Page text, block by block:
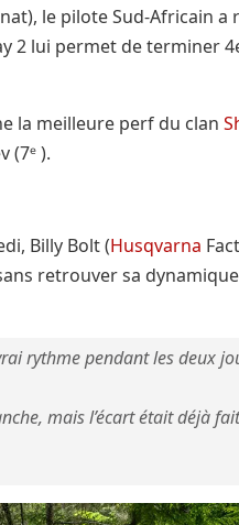
le pilote Sud-Africain
2 lui permet de terminer
la meilleure perf du clan
(7ᵉ ).
Billy Bolt (Husqvarna
retrouver sa
rythme pendant les deux
mais l’écart était déjà fait.